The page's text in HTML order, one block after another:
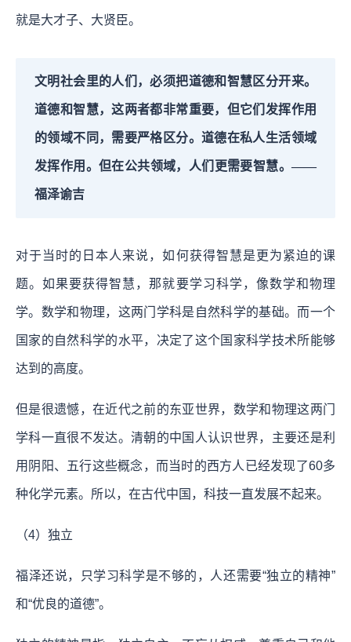
就是大才子、大贤臣。
文明社会里的人们，必须把道德和智慧区分开来。
道德和智慧，这两者都非常重要，但它们发挥作用
的领域不同，需要严格区分。道德在私人生活领域
发挥作用。但在公共领域，人们更需要智慧。——
福泽谕吉
对于当时的日本人来说，如何获得智慧是更为紧迫的课
题。如果要获得智慧，那就要学习科学，像数学和物理
学。数学和物理，这两门学科是自然科学的基础。而一个
国家的自然科学的水平，决定了这个国家科学技术所能够
达到的高度。
但是很遗憾，在近代之前的东亚世界，数学和物理这两门
学科一直很不发达。清朝的中国人认识世界，主要还是利
用阴阳、五行这些概念，而当时的西方人已经发现了60多
种化学元素。所以，在古代中国，科技一直发展不起来。
（4）独立
福泽还说，只学习科学是不够的，人还需要“独立的精神”
和“优良的道德”。